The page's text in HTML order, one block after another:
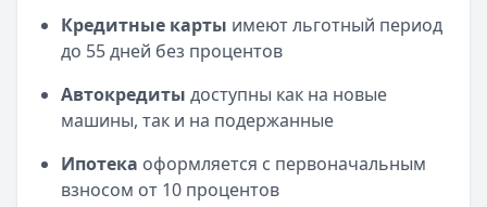
Читать статью
Все статьи
Кредитные карты имеют льготный период
до 55 дней без процентов
Автокредиты доступны как на новые
машины, так и на подержанные
Ипотека оформляется с первоначальным
взносом от 10 процентов